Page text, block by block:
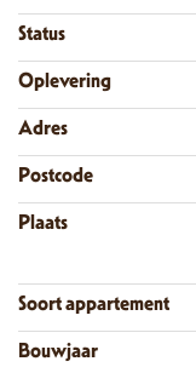
Status
Oplevering
Adres
Postcode
Plaats
Soort appartement
Bouwjaar